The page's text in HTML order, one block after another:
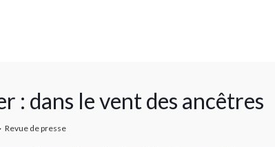
: dans le vent des ancêtres
Revue de presse